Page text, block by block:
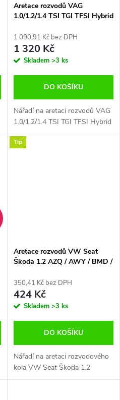
Aretace rozvodů VAG
1.0/1.2/1.4 TSI TGI TFSI Hybrid
1 090,91 Kč bez DPH
1 320 Kč
Skladem >3 ks
DO KOŠÍKU
Nářadí na aretaci rozvodů VAG
1.0/1.2/1.4 TSI TGI TFSI Hybrid
Tip
Aretace rozvodů VW Seat
Škoda 1.2 AZQ / AWY / BMD /
350,41 Kč bez DPH
424 Kč
Skladem >3 ks
DO KOŠÍKU
Nářadí na aretaci rozvodového
kola VW Seat Škoda 1.2